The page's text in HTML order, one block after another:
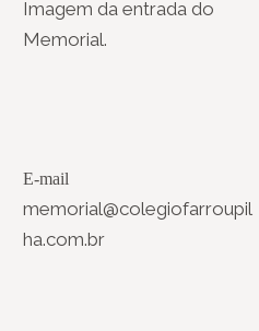
Imagem da entrada do
Memorial.
E-mail
memorial@colegiofarroupil
ha.com.br